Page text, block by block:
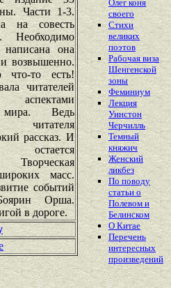
Части 1-3.
на совесть
Необходимо
написана она
возвышенно.
то есть!
читателей
аспектами
мира. Ведь
читателя
рассказ. И
Творческая
масс.
событий
Орша.
в дороге.
Олег коня
своего
Стихи
великих
поэтов
Рабочая виза
Шенгенской
зоны
Феминиум
Лекция
Уинстон
Черчилль
Темный
княжич
Женский
ликбез
По поводу
статьи о
Полевом и
Белинском
О Китае
Перечень
интересных
произведений